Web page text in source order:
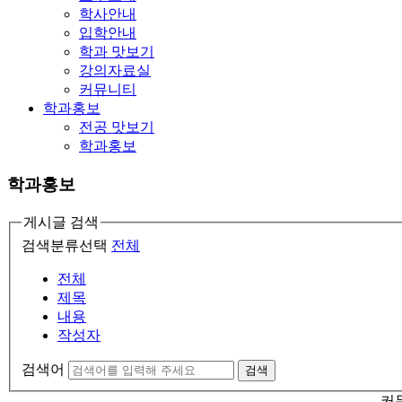
학사안내
입학안내
학과 맛보기
강의자료실
커뮤니티
학과홍보
전공 맛보기
학과홍보
학과홍보
게시글 검색
검색분류선택 전체
전체
제목
내용
작성자
검색어 검색